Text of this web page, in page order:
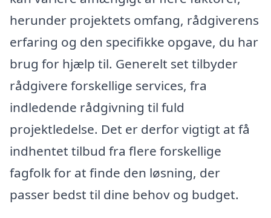
herunder projektets omfang, rådgiverens
erfaring og den specifikke opgave, du har
brug for hjælp til. Generelt set tilbyder
rådgivere forskellige services, fra
indledende rådgivning til fuld
projektledelse. Det er derfor vigtigt at få
indhentet tilbud fra flere forskellige
fagfolk for at finde den løsning, der
passer bedst til dine behov og budget.